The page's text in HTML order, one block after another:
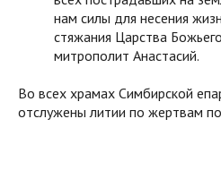
нам силы для несения
стяжания Царства
митрополит Анастасий.
Во всех храмах Симбирской
отслужены литии по жертвам